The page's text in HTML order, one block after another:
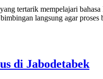
tertarik mempelajari
langsung agar
di Jabodetabek